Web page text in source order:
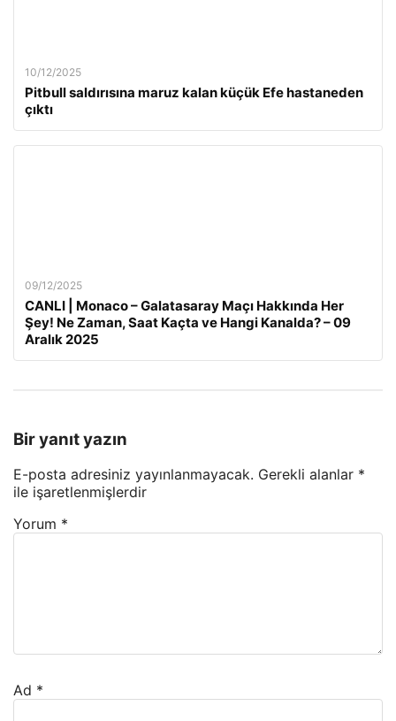
10/12/2025
Pitbull saldırısına maruz kalan küçük Efe hastaneden
çıktı
09/12/2025
CANLI | Monaco – Galatasaray Maçı Hakkında Her
Şey! Ne Zaman, Saat Kaçta ve Hangi Kanalda? – 09
Aralık 2025
Bir yanıt yazın
E-posta adresiniz yayınlanmayacak. Gerekli alanlar *
ile işaretlenmişlerdir
Yorum *
Ad *